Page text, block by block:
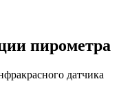
пирометра
датчика